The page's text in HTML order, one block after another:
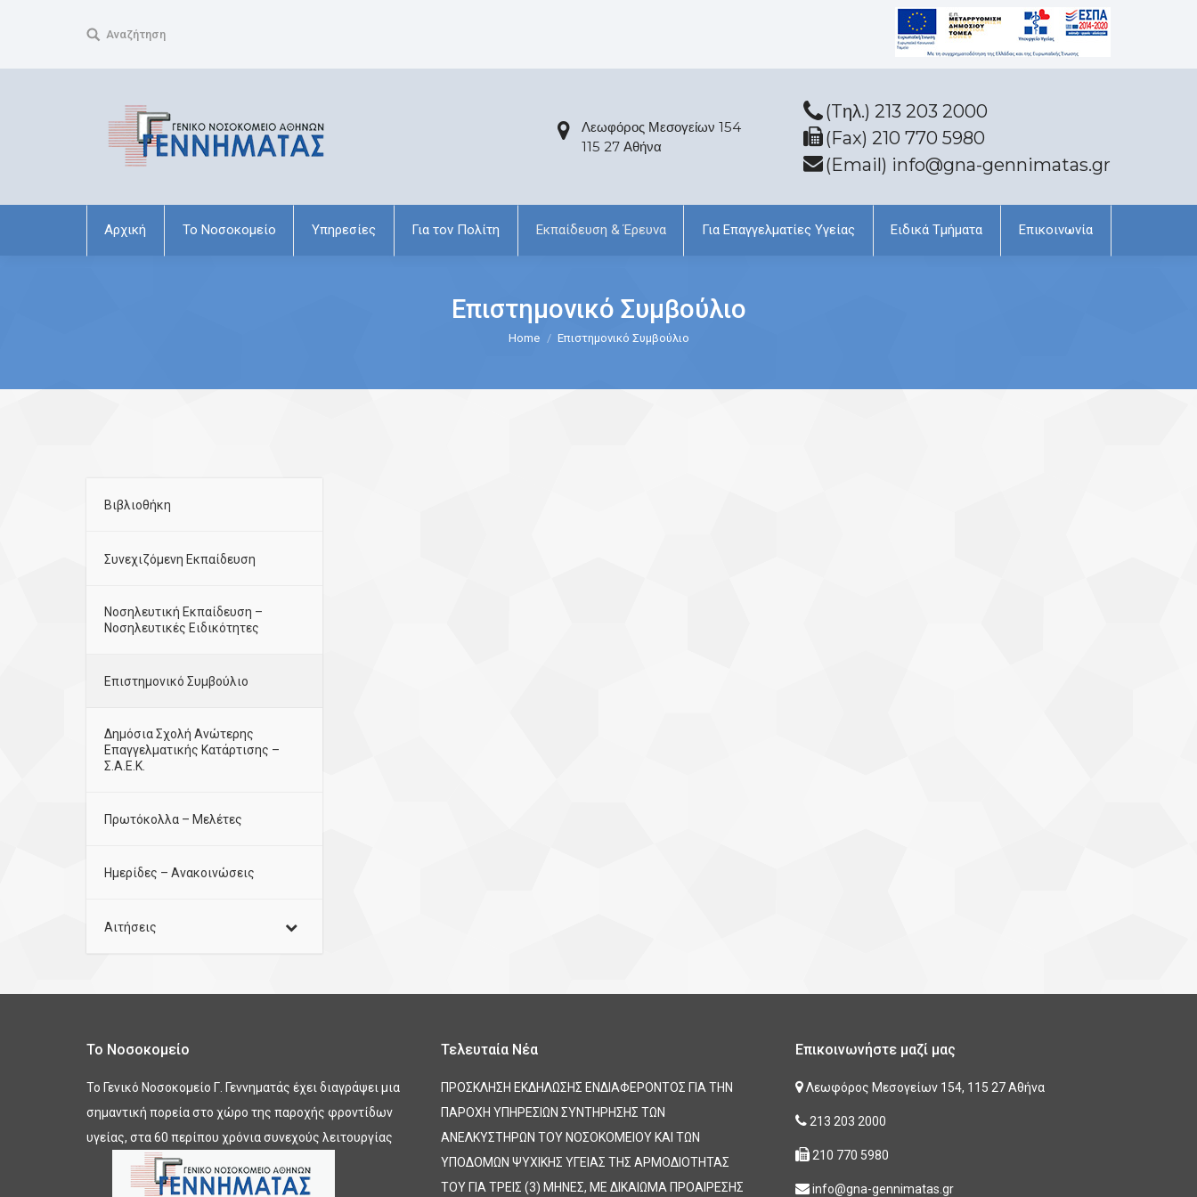
Search:Αναζήτηση
Λεωφόρος Μεσογείων 154
115 27 Αθήνα
(Tηλ.) 213 203 2000
(Fax) 210 770 5980
(Email) info@gna-gennimatas.gr
Αρχική Το Νοσοκομείο Υπηρεσίες Για τον Πολίτη Εκπαίδευση & Έρευνα Για Επαγγελματίες Υγείας Ειδικά Τμήματα Επικοινωνία
Επιστημονικό Συμβούλιο
Home Επιστημονικό Συμβούλιο
Βιβλιοθήκη
Συνεχιζόμενη Εκπαίδευση
Νοσηλευτική Εκπαίδευση –
Νοσηλευτικές Ειδικότητες
Επιστημονικό Συμβούλιο
Δημόσια Σχολή Ανώτερης
Επαγγελματικής Κατάρτισης –
Σ.Α.Ε.Κ.
Πρωτόκολλα – Μελέτες
Ημερίδες – Ανακοινώσεις
Αιτήσεις
Το Νοσοκομείο
Το Γενικό Νοσοκομείο Γ. Γεννηματάς έχει διαγράψει μια
σημαντική πορεία στο χώρο της παροχής φροντίδων
υγείας, στα 60 περίπου χρόνια συνεχούς λειτουργίας
Τελευταία Νέα
ΠΡΟΣΚΛΗΣΗ ΕΚΔΗΛΩΣΗΣ ΕΝΔΙΑΦΕΡΟΝΤΟΣ ΓΙΑ ΤΗΝ
ΠΑΡΟΧΗ ΥΠΗΡΕΣΙΩΝ ΣΥΝΤΗΡΗΣΗΣ ΤΩΝ
ΑΝΕΛΚΥΣΤΗΡΩΝ ΤΟΥ ΝΟΣΟΚΟΜΕΙΟΥ ΚΑΙ ΤΩΝ
ΥΠΟΔΟΜΩΝ ΨΥΧΙΚΗΣ ΥΓΕΙΑΣ ΤΗΣ ΑΡΜΟΔΙΟΤΗΤΑΣ
ΤΟΥ ΓΙΑ ΤΡΕΙΣ (3) ΜΗΝΕΣ, ΜΕ ΔΙΚΑΙΩΜΑ ΠΡΟΑΙΡΕΣΗΣ
Επικοινωνήστε μαζί μας
Λεωφόρος Μεσογείων 154, 115 27 Αθήνα
213 203 2000
210 770 5980
info@gna-gennimatas.gr